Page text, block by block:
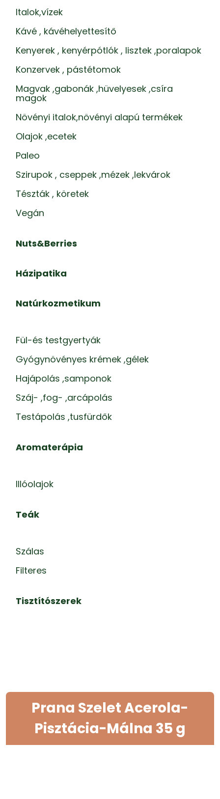
Italok,vízek
Kávé , kávéhelyettesítő
Kenyerek , kenyérpótlók , lisztek ,poralapok
Konzervek , pástétomok
Magvak ,gabonák ,hüvelyesek ,csíra
magok
Növényi italok,növényi alapú termékek
Olajok ,ecetek
Paleo
Szirupok , cseppek ,mézek ,lekvárok
Tészták , köretek
Vegán
Nuts&Berries
Házipatika
Natúrkozmetikum
Fül-és testgyertyák
Gyógynövényes krémek ,gélek
Hajápolás ,samponok
Száj- ,fog- ,arcápolás
Testápolás ,tusfürdők
Aromaterápia
Illóolajok
Teák
Szálas
Filteres
Tisztítószerek
Prana Szelet Acerola-
Pisztácia-Málna 35 g